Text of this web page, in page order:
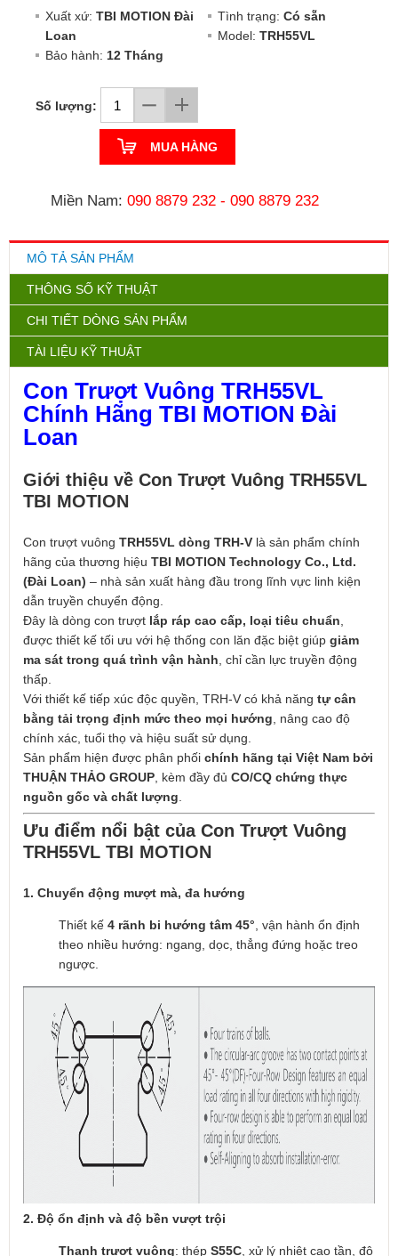
Xuất xứ: TBI MOTION Đài
Loan
Tình trạng: Có sẵn
Model: TRH55VL
Bảo hành: 12 Tháng
Số lượng:
MUA HÀNG
Miền Nam: 090 8879 232 - 090 8879 232
MÔ TẢ SẢN PHẨM
THÔNG SỐ KỸ THUẬT
CHI TIẾT DÒNG SẢN PHẨM
TÀI LIỆU KỸ THUẬT
Con Trượt Vuông TRH55VL
Chính Hãng TBI MOTION Đài
Loan
Giới thiệu về Con Trượt Vuông TRH55VL
TBI MOTION
Con trượt vuông TRH55VL dòng TRH-V là sản phẩm chính
hãng của thương hiệu TBI MOTION Technology Co., Ltd.
(Đài Loan) – nhà sản xuất hàng đầu trong lĩnh vực linh kiện
dẫn truyền chuyển động.
Đây là dòng con trượt lắp ráp cao cấp, loại tiêu chuẩn
được thiết kế tối ưu với hệ thống con lăn đặc biệt giúp giảm
ma sát trong quá trình vận hành , chỉ cần lực truyền động
thấp.
Với thiết kế tiếp xúc độc quyền, TRH-V có khả năng tự cân
bằng tải trọng định mức theo mọi hướng , nâng cao độ
chính xác, tuổi thọ và hiệu suất sử dụng.
Sản phẩm hiện được phân phối chính hãng tại Việt Nam bởi
THUẬN THẢO GROUP , kèm đầy đủ CO/CQ chứng thực
nguồn gốc và chất lượng
Ưu điểm nổi bật của Con Trượt Vuông
TRH55VL TBI MOTION
1. Chuyển động mượt mà, đa hướng
Thiết kế 4 rãnh bi hướng tâm 45° , vận hành ổn định
theo nhiều hướng: ngang, dọc, thẳng đứng hoặc treo
ngược.
2. Độ ổn định và độ bền vượt trội
Thanh trượt vuông: thép S55C , xử lý nhiệt cao tần, độ